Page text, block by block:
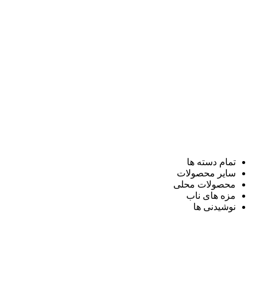
تمام دسته ها
سایر محصولات
محصولات محلی
مزه های ناب
نوشیدنی ها